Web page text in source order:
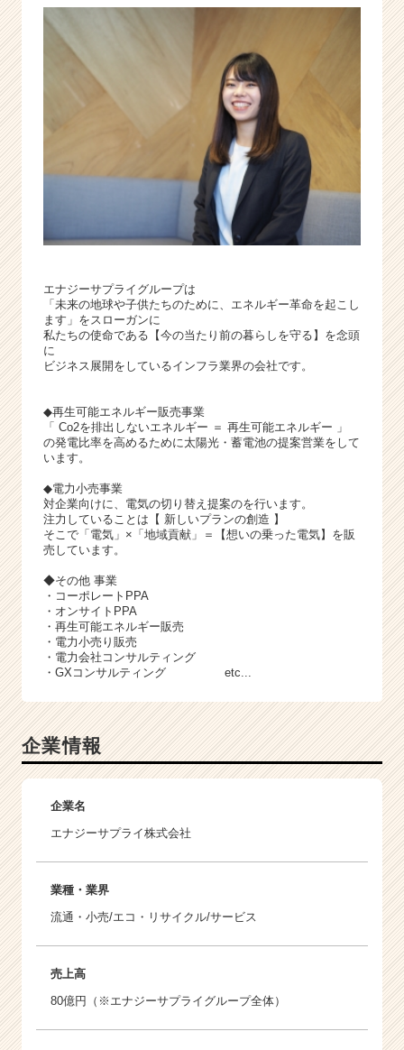
エナジーサプライグループは
「未来の地球や子供たちのために、エネルギー革命を起こし
ます」をスローガンに
私たちの使命である【今の当たり前の暮らしを守る】を念頭
に
ビジネス展開をしているインフラ業界の会社です。
◆再生可能エネルギー販売事業
「 Co2を排出しないエネルギー ＝ 再生可能エネルギー 」
の発電比率を高めるために太陽光・蓄電池の提案営業をして
います。
◆電力小売事業
対企業向けに、電気の切り替え提案のを行います。
注力していることは【 新しいプランの創造 】
そこで「電気」×「地域貢献」＝【想いの乗った電気】を販
売しています。
◆その他 事業
・コーポレートPPA
・オンサイトPPA
・再生可能エネルギー販売
・電力小売り販売
・電力会社コンサルティング
・GXコンサルティング etc...
企業情報
企業名
エナジーサプライ株式会社
業種・業界
流通・小売/エコ・リサイクル/サービス
売上高
80億円（※エナジーサプライグループ全体）